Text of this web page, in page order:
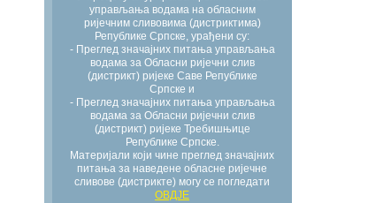
управљања водама на обласним
ријечним сливовима (дистриктима)
Републике Српске, урађени су:
- Преглед значајних питања управљања
водама за Обласни ријечни слив
(дистрикт) ријеке Саве Републике
Српске и
- Преглед значајних питања управљања
водама за Обласни ријечни слив
(дистрикт) ријеке Требишњице
Републике Српске.
Материјали који чине преглед значајних
питања за наведене обласне ријечне
сливове (дистрикте) могу се погледати
ОВДЈЕ